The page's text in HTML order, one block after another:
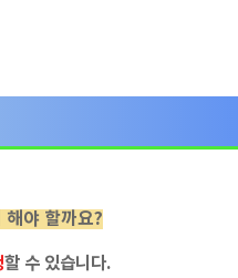
야 할까요?
할 수 있습니다.